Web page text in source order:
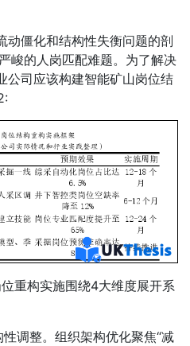
动僵化和结构性失衡问题的剖
峻的人岗匹配难题。为了解决
公司应该构建智能矿山岗位结
重构实施围绕4大维度展开系
性调整。组织架构优化聚焦“减